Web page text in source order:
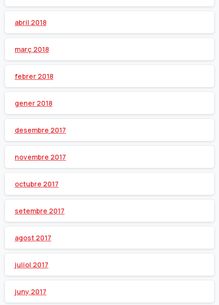
abril 2018
març 2018
febrer 2018
gener 2018
desembre 2017
novembre 2017
octubre 2017
setembre 2017
agost 2017
juliol 2017
juny 2017